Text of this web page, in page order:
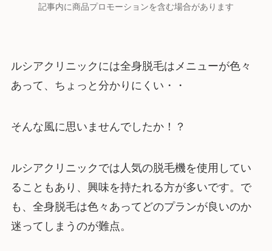
記事内に商品プロモーションを含む場合があります
ルシアクリニックには全身脱毛はメニューが色々
あって、ちょっと分かりにくい・・
そんな風に思いませんでしたか！？
ルシアクリニックでは人気の脱毛機を使用してい
ることもあり、興味を持たれる方が多いです。で
も、全身脱毛は色々あってどのプランが良いのか
迷ってしまうのが難点。